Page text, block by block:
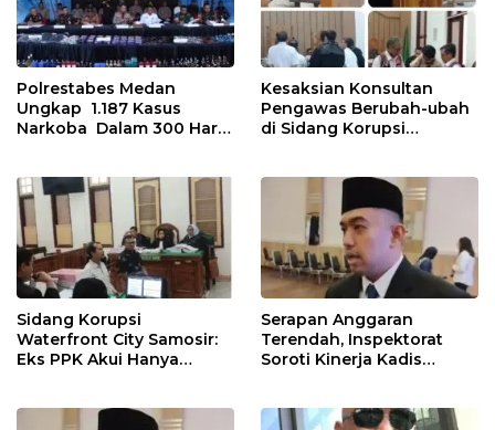
Polrestabes Medan
Ungkap 1.187 Kasus
Narkoba Dalam 300 Hari
Kesaksian Konsultan
Pengawas Berubah-ubah
di Sidang Korupsi
Sidang Korupsi
Waterfront City Samosir:
Eks PPK Akui Hanya
Serapan Anggaran
Terendah, Inspektorat
Soroti Kinerja Kadis